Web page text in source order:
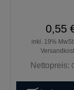
0,55
inkl. 19%
Nettopreis: